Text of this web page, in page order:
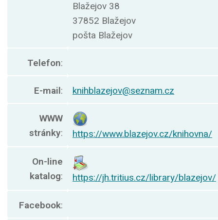
Blažejov 38
37852 Blažejov
pošta Blažejov
Telefon:
E-mail: knihblazejov@seznam.cz
WWW
stránky: https://www.blazejov.cz/knihovna/
On-line
katalog: https://jh.tritius.cz/library/blazejov/
Facebook: